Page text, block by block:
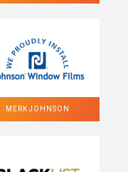
MERK JOHNSON